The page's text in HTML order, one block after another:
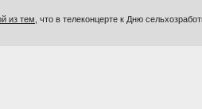
из тем , что в телеконцерте к Дню